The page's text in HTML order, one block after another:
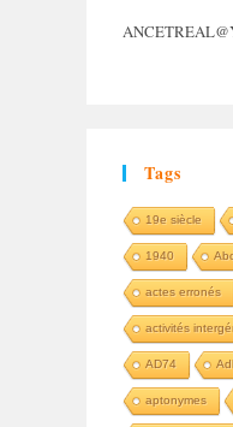
Tags
19e siècle
1940
actes erronés
activités
AD74
aptonymes